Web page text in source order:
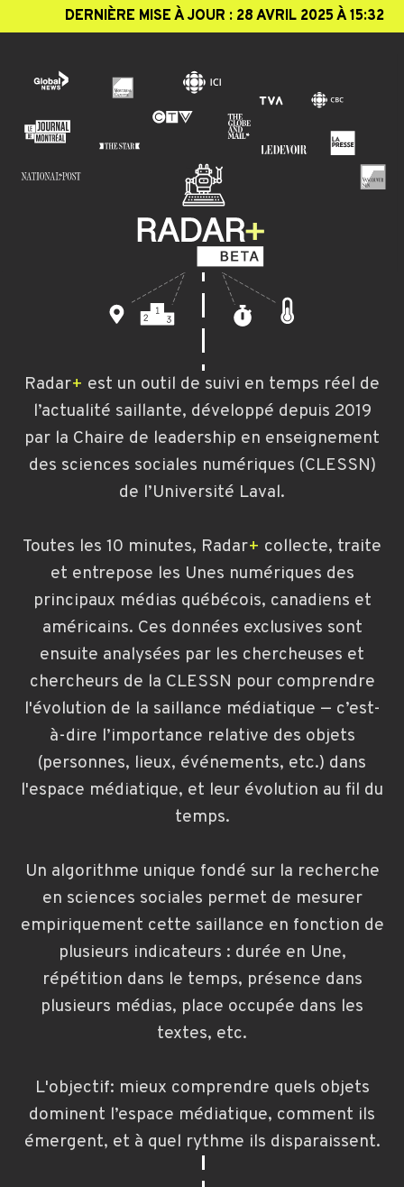
DERNIÈRE MISE À JOUR : 28 AVRIL 2025 À 15:32
Radar+ est un outil de suivi en temps réel de
l’actualité saillante, développé depuis 2019
par la Chaire de leadership en enseignement
des sciences sociales numériques (CLESSN)
de l’Université Laval.
Toutes les 10 minutes, Radar+ collecte, traite
et entrepose les Unes numériques des
principaux médias québécois, canadiens et
américains. Ces données exclusives sont
ensuite analysées par les chercheuses et
chercheurs de la CLESSN pour comprendre
l'évolution de la saillance médiatique — c’est-
à-dire l’importance relative des objets
(personnes, lieux, événements, etc.) dans
l'espace médiatique, et leur évolution au fil du
temps.
Un algorithme unique fondé sur la recherche
en sciences sociales permet de mesurer
empiriquement cette saillance en fonction de
plusieurs indicateurs : durée en Une,
répétition dans le temps, présence dans
plusieurs médias, place occupée dans les
textes, etc.
L'objectif: mieux comprendre quels objets
dominent l’espace médiatique, comment ils
émergent, et à quel rythme ils disparaissent.